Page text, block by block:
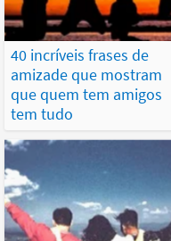
40 incríveis frases de
amizade que mostram
que quem tem amigos
tem tudo